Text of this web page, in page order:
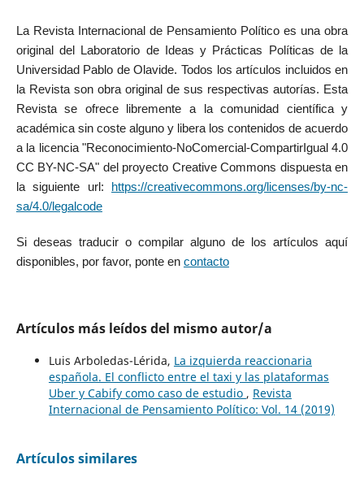
La Revista Internacional de Pensamiento Político es una obra
original del Laboratorio de Ideas y Prácticas Políticas de la
Universidad Pablo de Olavide. Todos los artículos incluidos en
la Revista son obra original de sus respectivas autorías. Esta
Revista se ofrece libremente a la comunidad científica y
académica sin coste alguno y libera los contenidos de acuerdo
a la licencia "Reconocimiento-NoComercial-CompartirIgual 4.0
CC BY-NC-SA" del proyecto Creative Commons dispuesta en
la siguiente url:
https://creativecommons.org/licenses/by-nc-
sa/4.0/legalcode
Si deseas traducir o compilar alguno de los artículos aquí
disponibles, por favor, ponte en contacto
Artículos más leídos del mismo autor/a
Luis Arboledas-Lérida, La izquierda reaccionaria
española. El conflicto entre el taxi y las plataformas
Uber y Cabify como caso de estudio , Revista
Internacional de Pensamiento Político: Vol. 14 (2019)
Artículos similares